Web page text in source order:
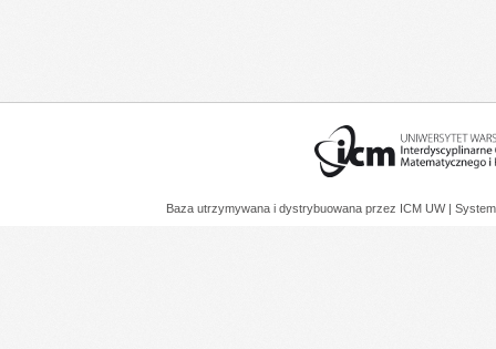
Baza utrzymywana i dystrybuowana przez ICM UW |